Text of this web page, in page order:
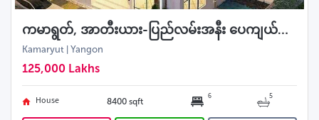
ကမာရွတ်, အာတီးယား-ပြည်လမ်းအနီး ပေကျယ်လုံးချင်းရောင်းမည်
Kamaryut | Yangon
125,000 Lakhs
House 8400 sqft 6 5